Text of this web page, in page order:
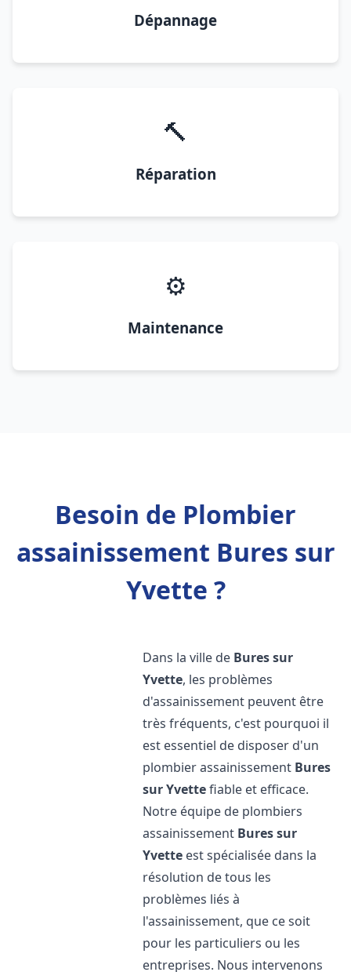
Dépannage
🔨
Réparation
⚙️
Maintenance
Besoin de Plombier
assainissement Bures sur
Yvette ?
Dans la ville de Bures sur
Yvette, les problèmes
d'assainissement peuvent être
très fréquents, c'est pourquoi il
est essentiel de disposer d'un
plombier assainissement Bures
sur Yvettefiable et efficace.
Notre équipe de plombiers
assainissement Bures sur
Yvette est spécialisée dans la
résolution de tous les
problèmes liés à
l'assainissement, que ce soit
pour les particuliers ou les
entreprises. Nous intervenons